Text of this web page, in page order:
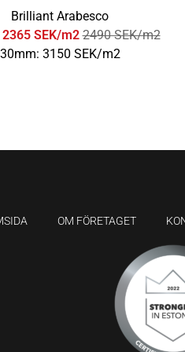
Brilliant Arabesco
2365 SEK/m2 2490 SEK/m2
30mm: 3150 SEK/m2
OM FÖRETAGET